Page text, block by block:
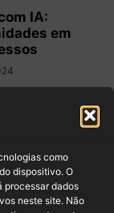
como
dispositivo. O
processar dados
neste site. Não
IA:
em
uma visão
e os avanços
de